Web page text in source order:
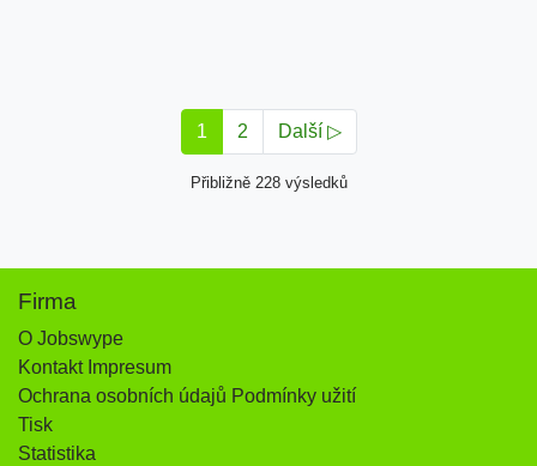
1 2 Další ▷
Přibližně 228 výsledků
Firma
O Jobswype
Kontakt Impresum
Ochrana osobních údajů Podmínky užití
Tisk
Statistika